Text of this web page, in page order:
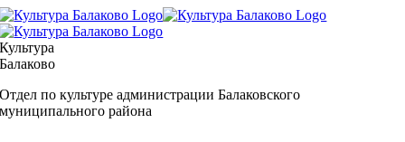
Skip
to
content
Культура
Балаково
Отдел по культуре администрации Балаковского
муниципального района